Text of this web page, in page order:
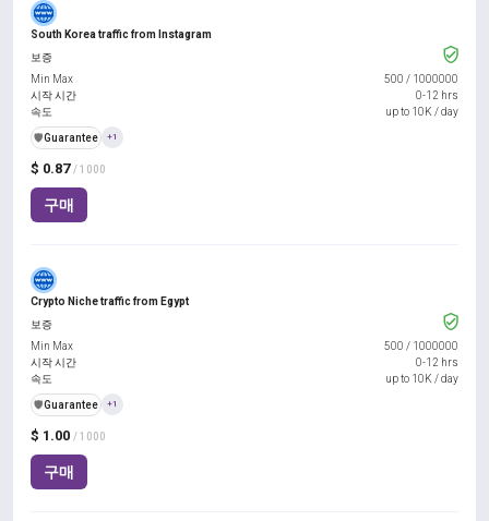
South Korea traffic from Instagram
$ 0.87 / 1000
구매
보증
Min Max
500 / 1000000
시작 시간
0-12 hrs
속도
up to 10K / day
️🛡️Guarantee +1
Crypto Niche traffic from Egypt
$ 1.00 / 1000
구매
보증
Min Max
500 / 1000000
시작 시간
0-12 hrs
속도
up to 10K / day
️🛡️Guarantee +1